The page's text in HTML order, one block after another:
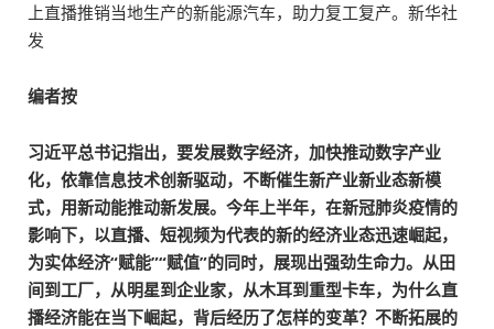
上直播推销当地生产的新能源汽车，助力复工复产。新华社
发
编者按
习近平总书记指出，要发展数字经济，加快推动数字产业
化，依靠信息技术创新驱动，不断催生新产业新业态新模
式，用新动能推动新发展。今年上半年，在新冠肺炎疫情的
影响下，以直播、短视频为代表的新的经济业态迅速崛起，
为实体经济“赋能”“赋值”的同时，展现出强劲生命力。从田
间到工厂，从明星到企业家，从木耳到重型卡车，为什么直
播经济能在当下崛起，背后经历了怎样的变革？不断拓展的